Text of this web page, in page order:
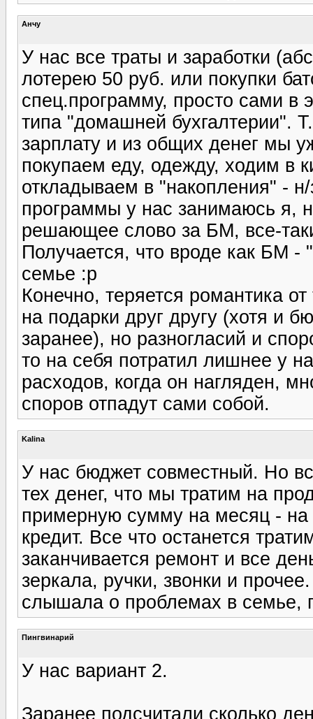
Анчу
У нас все траты и заработки
лотерею 50 руб. или покупки
спец.программу, просто сами в
типа "домашней бухгалтерии".
зарплату и из общих денег мы
покупаем еду, одежду, ходим в
откладываем в "накопления" -
программы у нас занимаюсь я,
решающее слово за БМ, все-
Получается, что вроде как БМ -
семье :p
Конечно, теряется романтика
на подарки друг другу (хотя и
заранее), но разногласий и
то на себя потратил лишнее у
расходов, когда он нагляден,
споров отпадут сами собой.
Kalina
У нас бюджет совместный. Но
тех денег, что мы тратим на
примерную сумму на месяц - на
кредит. Все что останется
заканчивается ремонт и все
зеркала, ручки, звонки и
слышала о проблемах в семье,
Пингвинарий
У нас вариант 2.
Заранее подсчитали сколько